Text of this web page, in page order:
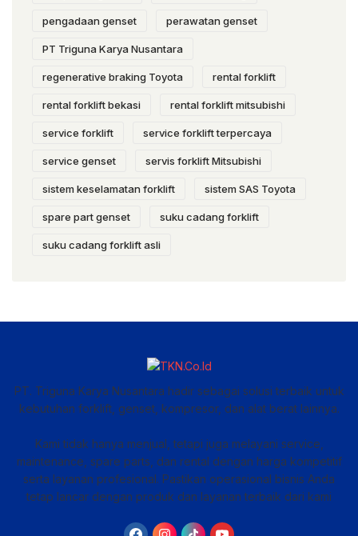
pengadaan genset perawatan genset
PT Triguna Karya Nusantara
regenerative braking Toyota rental forklift
rental forklift bekasi rental forklift mitsubishi
service forklift service forklift terpercaya
service genset servis forklift Mitsubishi
sistem keselamatan forklift sistem SAS Toyota
spare part genset suku cadang forklift
suku cadang forklift asli
PT. Triguna Karya Nusantara hadir sebagai solusi terbaik untuk
kebutuhan forklift, genset, kompresor, dan alat berat lainnya.
Kami tidak hanya menjual, tetapi juga melayani service,
maintenance, spare parts, dan rental dengan harga kompetitif
serta layanan profesional. Pastikan operasional bisnis Anda
tetap lancar dengan produk dan layanan terbaik dari kami